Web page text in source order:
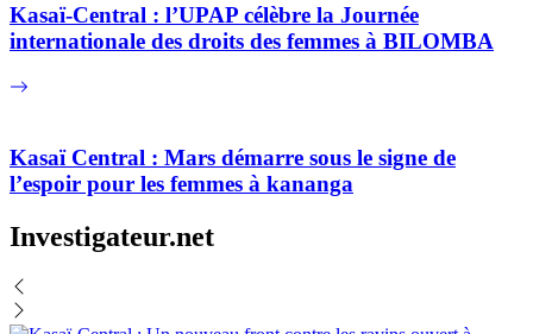
Kasaï-Central : l’UPAP célèbre la Journée
internationale des droits des femmes à BILOMBA
Kasaï Central : Mars démarre sous le signe de
l’espoir pour les femmes à kananga
Investigateur.net